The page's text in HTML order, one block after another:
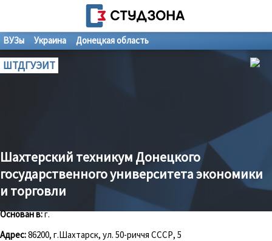
ВУЗы Украина Донецкая область
ШТДГУЭИТ
Шахтерский техникум Донецкого
государственного университета экономики
и торговли
Основан в:г.
Адрес:86200, г.Шахтарск, ул. 50-риччя СССР, 5